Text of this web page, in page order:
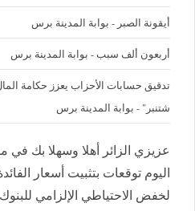
أيقونة الصبر - بوابة المدينة برس
أربعون ألف سبب - بوابة المدينة برس
شتنبر" - بوابة المدينة برس
عزيزي الزائر أهلا وسهلا بك في
اليوم توقعات بتثبيت أسعار
لخفض الاحتياطي الإلزامي للبنوك